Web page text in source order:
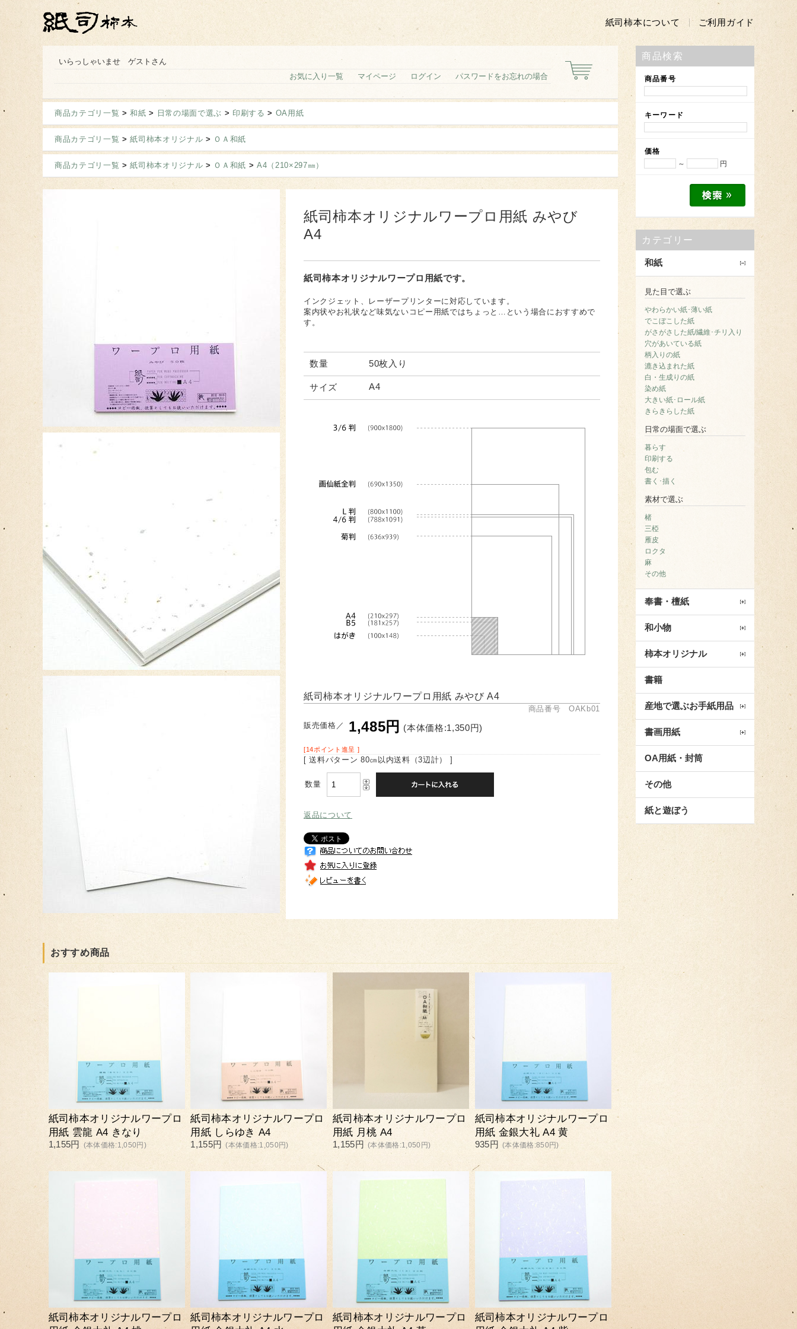
ご利用ガイド
紙司柿本について
いらっしゃいませ ゲストさん
お気に入り一覧
マイページ ログイン パスワードをお忘れの場合
商品カテゴリ一覧 >和紙 > 日常の場面で選ぶ > 印刷する > OA用紙
商品カテゴリ一覧 >紙司柿本オリジナル > ＯＡ和紙
商品カテゴリ一覧 >紙司柿本オリジナル > ＯＡ和紙 >A4（210×297㎜）
紙司柿本オリジナルワープロ用紙 みやび
A4
紙司柿本オリジナルワープロ用紙です。
インクジェット、レーザープリンターに対応しています。
案内状やお礼状など味気ないコピー用紙ではちょっと…という場合におすすめで
す。
数量 50枚入り
サイズ A4
紙司柿本オリジナルワープロ用紙 みやび A4
商品番号 OAKb01
販売価格／
1,485円 (本体価格:1,350円)
[14ポイント進呈 ]
[ 送料パターン 80㎝以内送料（3辺計） ]
数量
返品について
おすすめ商品
紙司柿本オリジナルワープロ
用紙 雲龍 A4 きなり
1,155円 (本体価格:1,050円)
紙司柿本オリジナルワープロ
用紙 しらゆき A4
1,155円 (本体価格:1,050円)
紙司柿本オリジナルワープロ
用紙 月桃 A4
1,155円 (本体価格:1,050円)
紙司柿本オリジナルワープロ
用紙 金銀大礼 A4 黄
935円 (本体価格:850円)
紙司柿本オリジナルワープロ
紙司柿本オリジナルワープロ
紙司柿本オリジナルワープロ
紙司柿本オリジナルワープロ
商品検索
商品番号
キーワード
価格
～
円
カテゴリー
和紙
見た目で選ぶ
やわらかい紙･薄い紙
でこぼこした紙
がさがさした紙/繊維･チリ入り
穴があいている紙
柄入りの紙
漉き込まれた紙
白・生成りの紙
染め紙
大きい紙･ロール紙
きらきらした紙
日常の場面で選ぶ
暮らす
印刷する
包む
書く･描く
素材で選ぶ
楮
三椏
雁皮
ロクタ
麻
その他
奉書・檀紙
和小物
柿本オリジナル
書籍
産地で選ぶお手紙用品
書画用紙
OA用紙・封筒
その他
紙と遊ぼう